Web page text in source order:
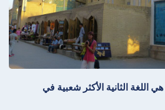
هي اللغة الثانية الأكثر شعبية في